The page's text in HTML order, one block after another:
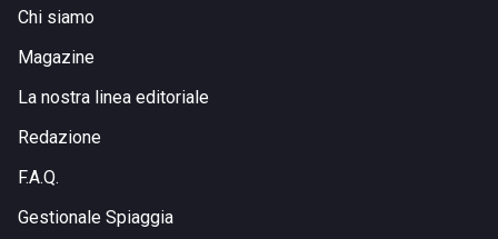
Chi siamo
Magazine
La nostra linea editoriale
Redazione
F.A.Q.
Gestionale Spiaggia